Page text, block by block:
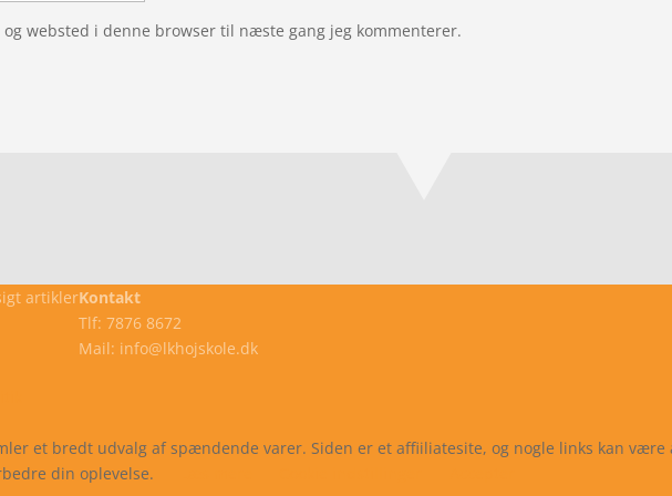
websted i denne browser til næste gang jeg kommenterer.
artiklerKontakt
Tlf: 7876 8672
Mail: info@lkhojskole.dk
et bredt udvalg af spændende varer. Siden er et affiiliatesite, og nogle links kan være
din oplevelse.